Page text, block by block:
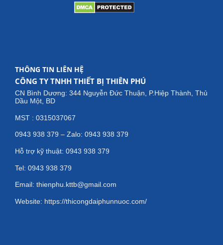
THÔNG TIN LIÊN HỆ
CÔNG TY TNHH THIẾT BỊ THIÊN PHÚ
CN Bình Dương: 344 Nguyễn Đức Thuận, P.Hiệp Thành, Thủ
Dầu Một, BD
MST : 0315037067
0943 938 379 – Zalo: 0943 938 379
Hỗ trợ kỹ thuật: 0943 938 379
Tel: 0943 938 379
Email: thienphu.kttb@gmail.com
Website: https://thicongdaiphunnuoc.com/